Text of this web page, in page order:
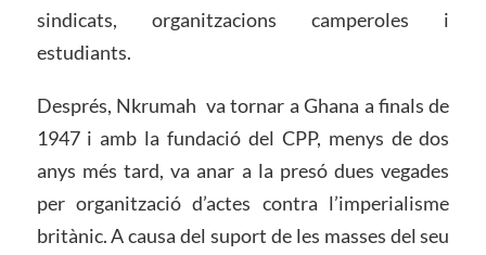
sindicats, organitzacions camperoles i
estudiants.
Després, Nkrumah va tornar a Ghana a finals de
1947 i amb la fundació del CPP, menys de dos
anys més tard, va anar a la presó dues vegades
per organització d’actes contra l’imperialisme
britànic. A causa del suport de les masses del seu